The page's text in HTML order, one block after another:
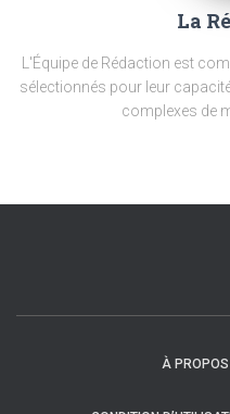
La
L'Équipe de Rédaction est
sélectionnés pour leur
complexes de
À PROPOS